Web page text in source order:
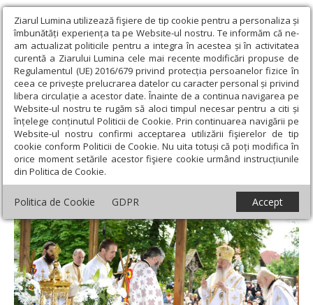
Ziarul Lumina utilizează fişiere de tip cookie pentru a personaliza și
îmbunătăți experiența ta pe Website-ul nostru. Te informăm că ne-
am actualizat politicile pentru a integra în acestea și în activitatea
curentă a Ziarului Lumina cele mai recente modificări propuse de
Regulamentul (UE) 2016/679 privind protecția persoanelor fizice în
ceea ce privește prelucrarea datelor cu caracter personal și privind
libera circulație a acestor date. Înainte de a continua navigarea pe
Website-ul nostru te rugăm să aloci timpul necesar pentru a citi și
înțelege conținutul Politicii de Cookie. Prin continuarea navigării pe
Website-ul nostru confirmi acceptarea utilizării fişierelor de tip
cookie conform Politicii de Cookie. Nu uita totuși că poți modifica în
orice moment setările acestor fişiere cookie urmând instrucțiunile
din Politica de Cookie.
Politica de Cookie GDPR Accept
Ziarul Lumina › Actualitate religioasă › Știri › Hramul Sfinţilor
Împăraţi
Hramul Sfinţilor Împăraţi